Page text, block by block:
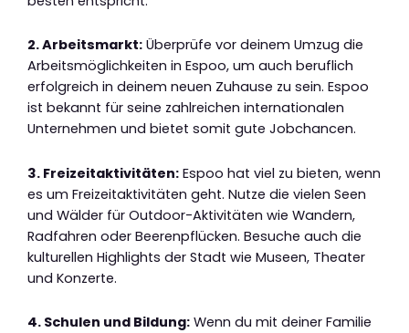
2. Arbeitsmarkt: Überprüfe vor deinem Umzug die
Arbeitsmöglichkeiten in Espoo, um auch beruflich
erfolgreich in deinem neuen Zuhause zu sein. Espoo
ist bekannt für seine zahlreichen internationalen
Unternehmen und bietet somit gute Jobchancen.
3. Freizeitaktivitäten: Espoo hat viel zu bieten, wenn
es um Freizeitaktivitäten geht. Nutze die vielen Seen
und Wälder für Outdoor-Aktivitäten wie Wandern,
Radfahren oder Beerenpflücken. Besuche auch die
kulturellen Highlights der Stadt wie Museen, Theater
und Konzerte.
4. Schulen und Bildung: Wenn du mit deiner Familie